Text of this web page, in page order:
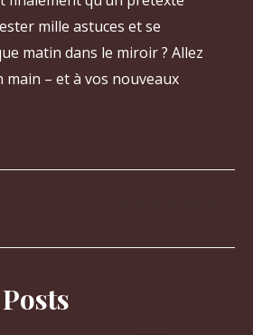
mille astuces et se
matin dans le miroir ? Allez
main – et à vos nouveaux